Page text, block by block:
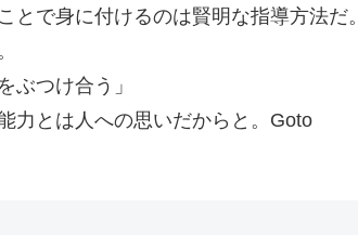
で身に付けるのは賢明な指導方法だ。
ぶつけ合う」
力とは人への思いだからと。Goto